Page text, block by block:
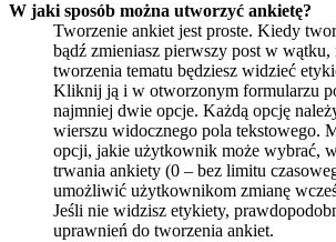
W jaki sposób można utworzyć ankietę?
Tworzenie ankiet jest proste. Kiedy
bądź zmieniasz pierwszy post w wątku,
tworzenia tematu będziesz widzieć
Kliknij ją i w otworzonym formularzu
najmniej dwie opcje. Każdą opcję
wierszu widocznego pola tekstowego.
opcji, jakie użytkownik może wybrać,
trwania ankiety (0 – bez limitu
umożliwić użytkownikom zmianę
Jeśli nie widzisz etykiety,
uprawnień do tworzenia ankiet.